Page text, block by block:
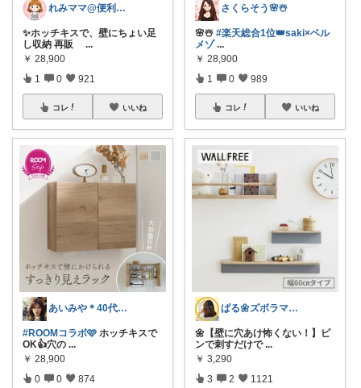
れみママ@便利雑貨¸¸kids
✨ホッチキスで、壁にちょい足
し収納 再販
...
￥ 28,900
1 0 921
コレ いいね
あいみや＊40代🌷くらしを楽しむ
#ROOMコラボ🩷 ホッチキスで
OK👍穴の ...
￥ 28,900
0 0 874
さくらそう‪🌸☃️
🌸☃️ #楽天総合1位👑saki×ベル
メゾ ...
￥ 28,900
1 0 989
コレ いいね
ぱる🌼ズボラママのラク家事
🌼【壁に穴あけ怖くない！】ピ
ンで刺すだけで ...
￥ 3,290
3 2 1121